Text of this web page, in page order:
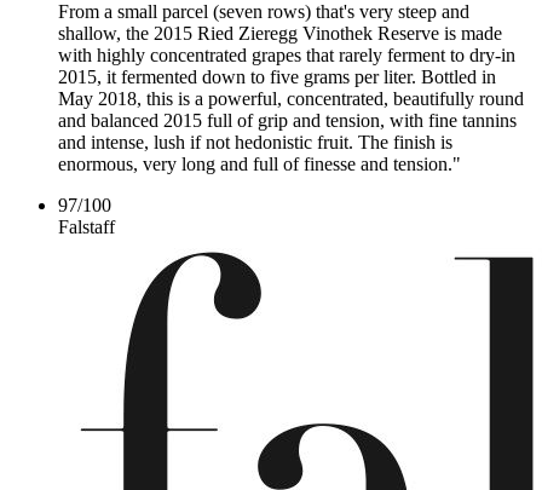
From a small parcel (seven rows) that's very steep and
shallow, the 2015 Ried Zieregg Vinothek Reserve is made
with highly concentrated grapes that rarely ferment to dry-in
2015, it fermented down to five grams per liter. Bottled in
May 2018, this is a powerful, concentrated, beautifully round
and balanced 2015 full of grip and tension, with fine tannins
and intense, lush if not hedonistic fruit. The finish is
enormous, very long and full of finesse and tension."
97/100
Falstaff